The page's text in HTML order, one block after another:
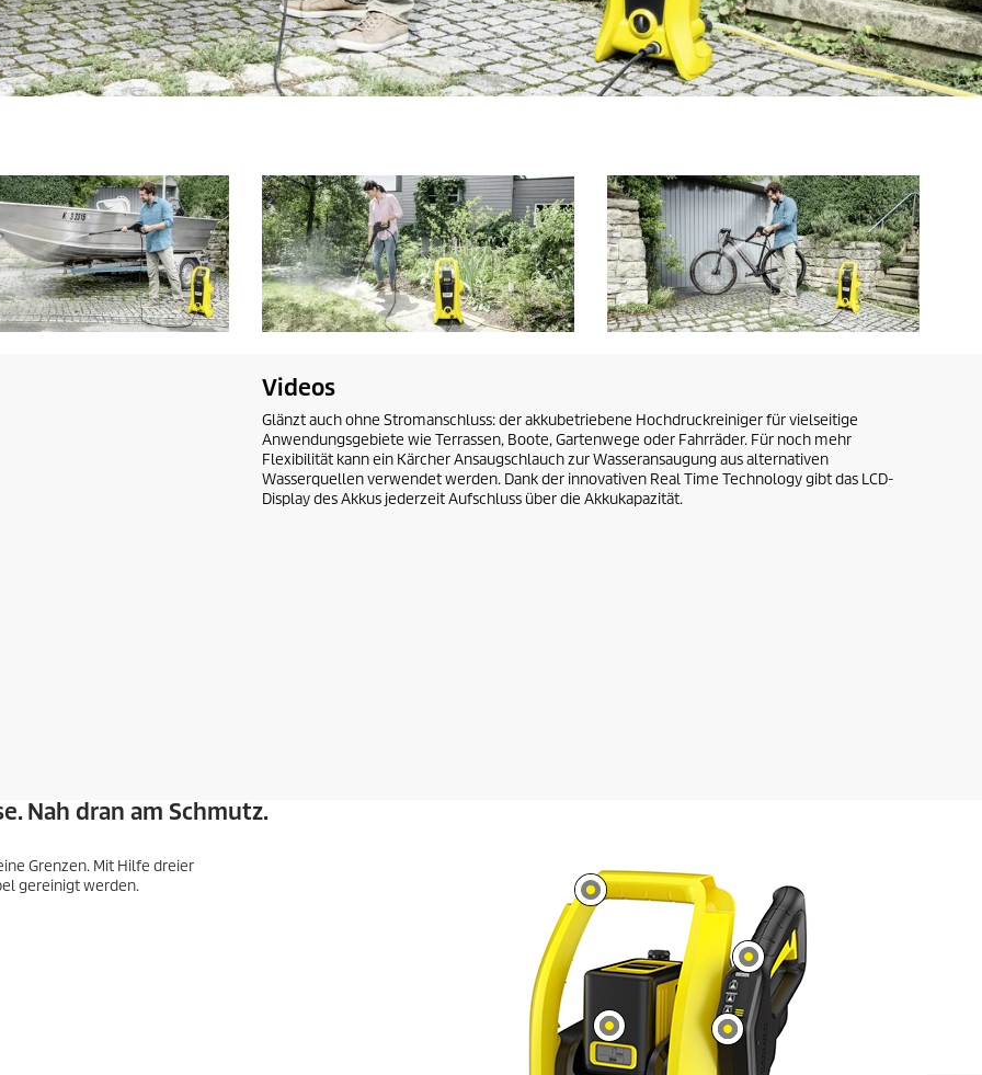
Videos
Glänzt auch ohne Stromanschluss: der akkubetriebene Hochdruckreiniger für vielseitige
Anwendungsgebiete wie Terrassen, Boote, Gartenwege oder Fahrräder. Für noch mehr
Flexibilität kann ein Kärcher Ansaugschlauch zur Wasseransaugung aus alternativen
Wasserquellen verwendet werden. Dank der innovativen Real Time Technology gibt das LCD-
Display des Akkus jederzeit Aufschluss über die Akkukapazität.
Nah dran am Schmutz.
Grenzen. Mit Hilfe dreier
gereinigt werden.